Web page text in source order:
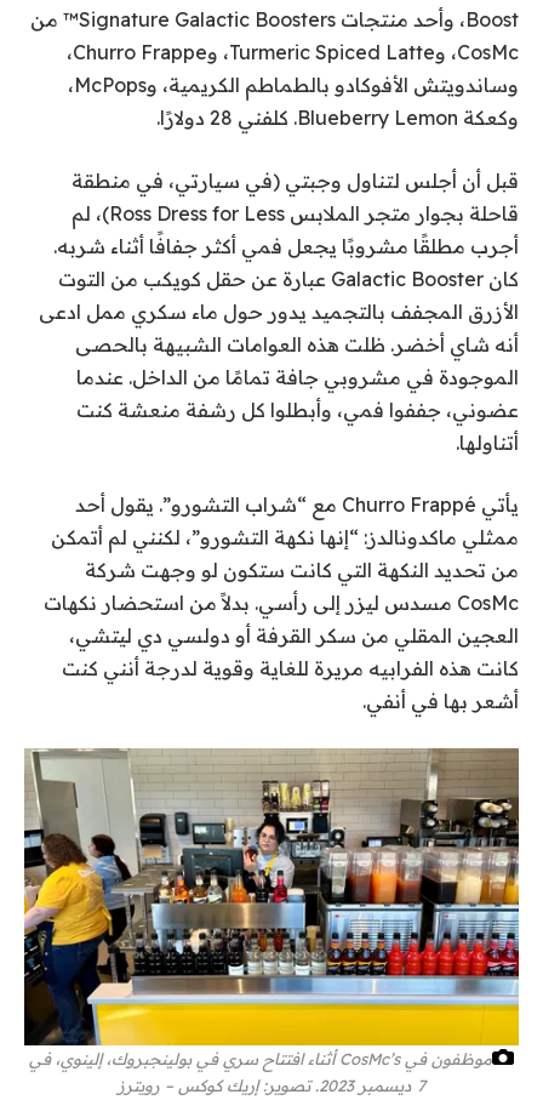
Boost، وأحد منتجات Signature Galactic Boosters™ من
CosMc، وTurmeric Spiced Latte، وChurro Frappe،
وساندويتش الأفوكادو بالطماطم الكريمية، وMcPops،
وكعكة Blueberry Lemon. كلفني 28 دولارًا.
قبل أن أجلس لتناول وجبتي (في سيارتي، في منطقة
قاحلة بجوار متجر الملابس Ross Dress for Less)، لم
أجرب مطلقًا مشروبًا يجعل فمي أكثر جفافًا أثناء شربه.
كان Galactic Booster عبارة عن حقل كويكب من التوت
الأزرق المجفف بالتجميد يدور حول ماء سكري ممل ادعى
أنه شاي أخضر. ظلت هذه العوامات الشبيهة بالحصى
الموجودة في مشروبي جافة تمامًا من الداخل. عندما
عضوني، جففوا فمي، وأبطلوا كل رشفة منعشة كنت
أتناولها.
يأتي Churro Frappé مع “شراب التشورو”. يقول أحد
ممثلي ماكدونالدز: “إنها نكهة التشورو”، لكنني لم أتمكن
من تحديد النكهة التي كانت ستكون لو وجهت شركة
CosMc مسدس ليزر إلى رأسي. بدلاً من استحضار نكهات
العجين المقلي من سكر القرفة أو دولسي دي ليتشي،
كانت هذه الفرابيه مريرة للغاية وقوية لدرجة أنني كنت
أشعر بها في أنفي.
موظفون في CosMc’s أثناء افتتاح سري في بولينجبروك، إلينوي، في
7 ديسمبر 2023.
تصوير: إريك كوكس – رويترز